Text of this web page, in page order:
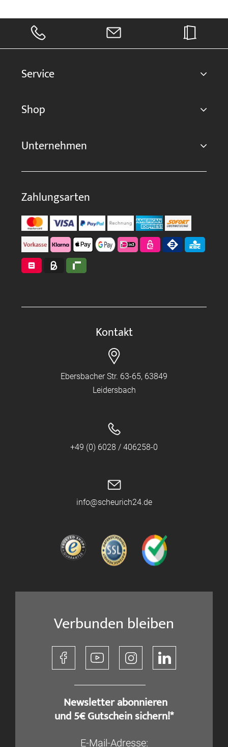
Service
Shop
Unternehmen
Zahlungsarten
Kontakt
Ebersbacher Str. 63-65, 63849
Leidersbach
+49 (0) 6028 / 406258-0
info@scheurich24.de
Verbunden bleiben
​ Newsletter abonnieren
und 5€ Gutschein sichern!*
E-Mail-Adresse: